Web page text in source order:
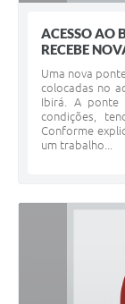
ACESSO AO
RECEBE
Uma nova
colocadas no
Ibirá. A ponte
condições,
Conforme
um trabalho...